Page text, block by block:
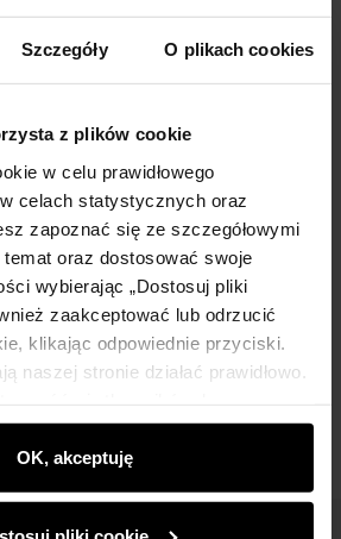
Szczegóły O plikach cookies
z plików cookie
w celu prawidłowego
celach statystycznych oraz
zapoznać się ze szczegółowymi
oraz dostosować swoje
wybierając „Dostosuj pliki
zaakceptować lub odrzucić
klikając odpowiednie przyciski.
naszej stronie działać prawidłowo.
do ich preferencji treści,
reklamowe informujące o
w e-sklepie. Informacje o tym,
OK, akceptuję